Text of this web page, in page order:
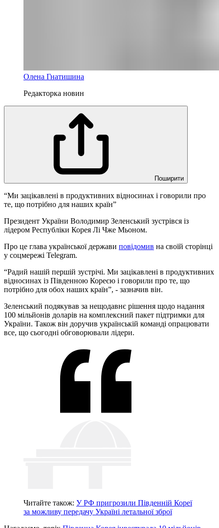
Олена Гнатишина
Редакторка новин
Поширити
“Ми зацікавлені в продуктивних відносинах і говорили про
те, що потрібно для наших країн”
Президент України Володимир Зеленський зустрівся із
лідером Республіки Корея Лі Чже Мьоном.
Про це глава української держави повідомив на своїй сторінці
у соцмережі Telegram.
“Радий нашій першій зустрічі. Ми зацікавлені в продуктивних
відносинах із Південною Кореєю і говорили про те, що
потрібно для обох наших країн”, - зазначив він.
Зеленський подякував за нещодавнє рішення щодо надання
100 мільйонів доларів на комплексний пакет підтримки для
України. Також він доручив українській команді опрацювати
все, що сьогодні обговорювали лідери.
Читайте також: У РФ пригрозили Південній Кореї
за можливу передачу Україні летальної зброї